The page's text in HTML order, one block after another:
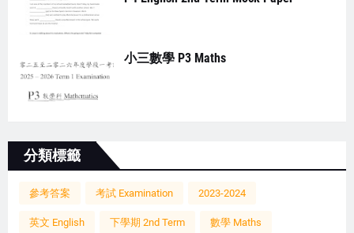
小三數學 P3 Maths
分類標籤
參考答案 考試 Examination 2023-2024
英文 English 下學期 2nd Term 數學 Maths